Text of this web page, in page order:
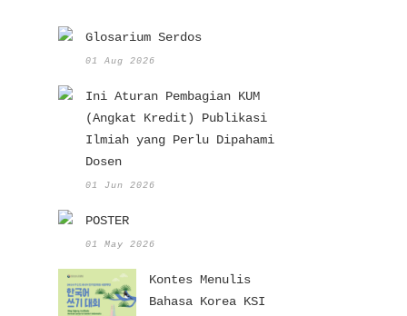
Glosarium Serdos
01 Aug 2026
Ini Aturan Pembagian KUM
(Angkat Kredit) Publikasi
Ilmiah yang Perlu Dipahami
Dosen
01 Jun 2026
POSTER
01 May 2026
Kontes Menulis
Bahasa Korea KSI